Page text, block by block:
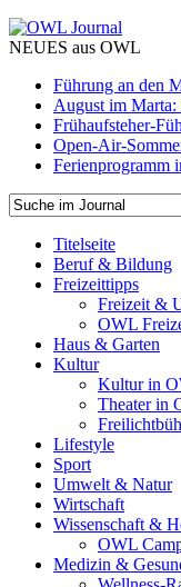
NEUES aus OWL
Führung an den
August im
Frühaufsteher-
Open-Air-
Ferienprogramm
Titelseite
Beruf & Bildung
Freizeittipps
Freizeit &
OWL
Haus & Garten
Kultur
Kultur in
Theater in
Lifestyle
Sport
Umwelt & Natur
Wirtschaft
Wissenschaft &
OWL
Medizin &